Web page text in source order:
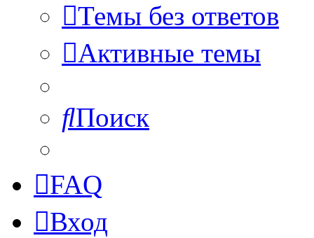
Темы без ответов
Активные темы
Поиск
FAQ
Вход